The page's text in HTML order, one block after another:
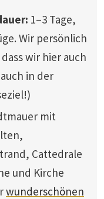
1–3 Tage,
Wir persönlich
wir hier auch
in der
mit
Cattedrale
und Kirche
wunderschönen